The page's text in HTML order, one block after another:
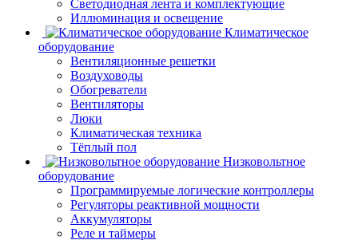
Светодиодная лента и комплектующие
Иллюминация и освещение
Климатическое
оборудование
Вентиляционные решетки
Воздуховоды
Обогреватели
Вентиляторы
Люки
Климатическая техника
Тёплый пол
Низковольтное
оборудование
Программируемые логические контроллеры
Регуляторы реактивной мощности
Аккумуляторы
Реле и таймеры